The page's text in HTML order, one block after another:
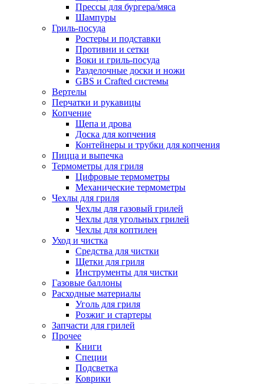
Прессы для бургера/мяса
Шампуры
Гриль-посуда
Ростеры и подставки
Противни и сетки
Воки и гриль-посуда
Разделочные доски и ножи
GBS и Crafted системы
Вертелы
Перчатки и рукавицы
Копчение
Щепа и дрова
Доска для копчения
Контейнеры и трубки для копчения
Пицца и выпечка
Термометры для гриля
Цифровые термометры
Механические термометры
Чехлы для гриля
Чехлы для газовый грилей
Чехлы для угольных грилей
Чехлы для коптилен
Уход и чистка
Средства для чистки
Щетки для гриля
Инструменты для чистки
Газовые баллоны
Расходные материалы
Уголь для гриля
Розжиг и стартеры
Запчасти для грилей
Прочее
Книги
Специи
Подсветка
Коврики